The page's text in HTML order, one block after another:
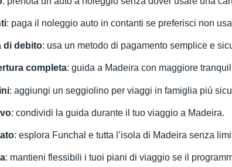
: paga il noleggio auto in contanti se preferisci non
di debito: usa un metodo di pagamento semplice e
completa: guida a Madeira con maggiore
: aggiungi un seggiolino per viaggi in famiglia più
: condividi la guida durante il tuo viaggio a Madeira.
: esplora Funchal e tutta l’isola di Madeira senza
: mantieni flessibili i tuoi piani di viaggio se il